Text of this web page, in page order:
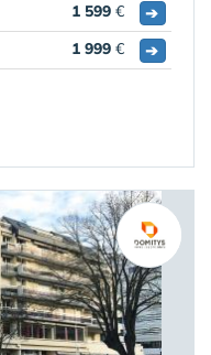
1 599 €
➔
1 999 € ➔